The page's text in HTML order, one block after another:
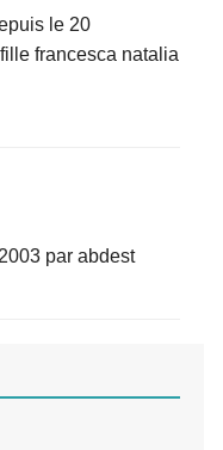
le 20
francesca natalia
par abdest